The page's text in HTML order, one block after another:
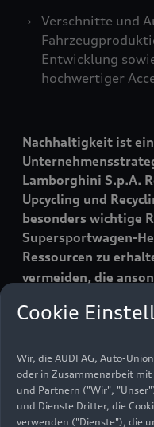
Verschnitte und
Entwicklung
hochwertiger
Nachhaltigkeit ist
Lamborghini S.p.A.
Upcycling und
besonders wichtige
Supersportwagen-
Ressourcen zu
vermeiden, die
Umweltmanagement
kontinuierlichen
Lamborghini wurde
der
zertifiziert. Diese
Cookie
Wir, die AUDI AG, Auto-
oder in Zusammenarbeit
und Partnern ("Wir",
und Dienste Dritter, die
verwenden ("Dienste"), die